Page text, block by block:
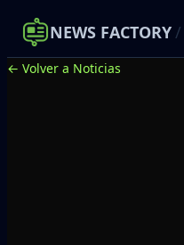
NEWS FACTORY/
← Volver a Noticias